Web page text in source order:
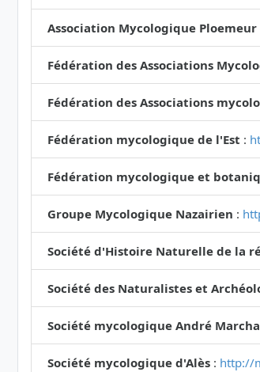
Association Mycologique
Fédération des Associations
Fédération des Associations
Fédération mycologique de l'Est :
Fédération mycologique et
Groupe Mycologique Nazairien :
Société d'Histoire Naturelle de la
Société des Naturalistes et
Société mycologique André
Société mycologique d'Alès : http://